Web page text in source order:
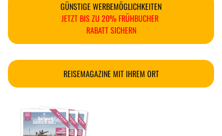
GÜNSTIGE WERBEMÖGLICHKEITEN
JETZT BIS ZU 20% FRÜHBUCHER
RABATT SICHERN
REISEMAGAZINE MIT IHREM ORT